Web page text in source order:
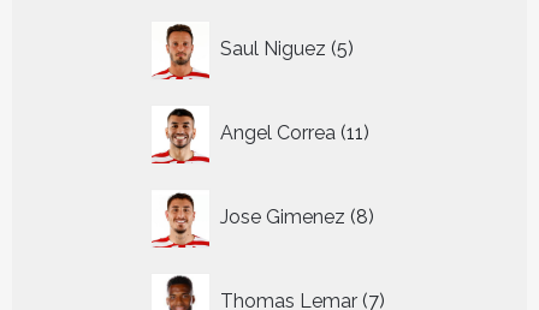
Saul Niguez 5
producten
Angel Correa 11
producten
Jose Gimenez 8
producten
Thomas Lemar 7